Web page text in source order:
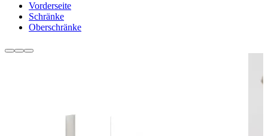
Vorderseite
Schränke
Oberschränke